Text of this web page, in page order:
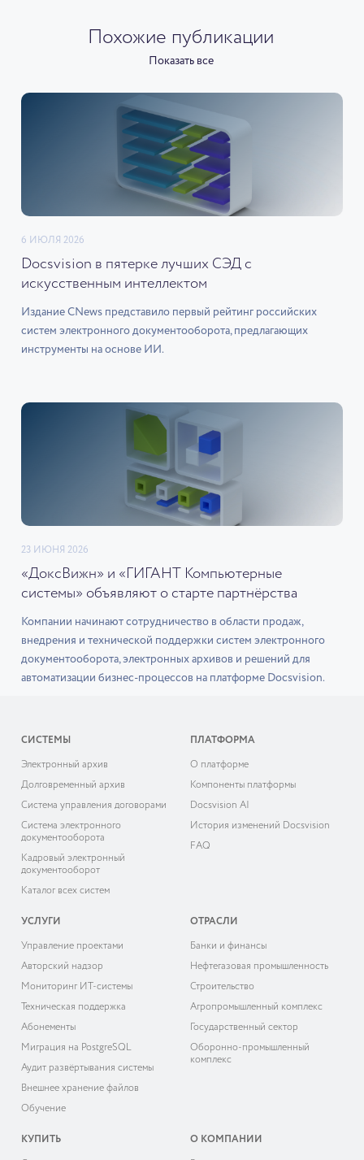
Похожие публикации
Показать все
6 ИЮЛЯ 2026
Docsvision в пятерке лучших СЭД с
искусственным интеллектом
Издание CNews представило первый рейтинг российских
систем электронного документооборота, предлагающих
инструменты на основе ИИ.
23 ИЮНЯ 2026
«ДоксВижн» и «ГИГАНТ Компьютерные
системы» объявляют о старте партнёрства
Компании начинают сотрудничество в области продаж,
внедрения и технической поддержки систем электронного
документооборота, электронных архивов и решений для
автоматизации бизнес-процессов на платформе Docsvision.
СИСТЕМЫ
Электронный архив
Долговременный архив
Система управления договорами
Система электронного
документооборота
Кадровый электронный
документооборот
Каталог всех систем
ПЛАТФОРМА
О платформе
Компоненты платформы
Docsvision AI
История изменений Docsvision
FAQ
УСЛУГИ
Управление проектами
Авторский надзор
Мониторинг ИТ-системы
Техническая поддержка
Абонементы
Миграция на PostgreSQL
Аудит развёртывания системы
Внешнее хранение файлов
Обучение
ОТРАСЛИ
Банки и финансы
Нефтегазовая промышленность
Строительство
Агропромышленный комплекс
Государственный сектор
Оборонно-промышленный
комплекс
КУПИТЬ О КОМПАНИИ